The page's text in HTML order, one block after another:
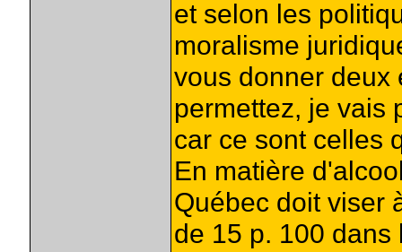
et selon les
moralisme
vous donner deux
permettez, je vais
car ce sont celles
En matière
Québec doit viser
de 15 p. 100